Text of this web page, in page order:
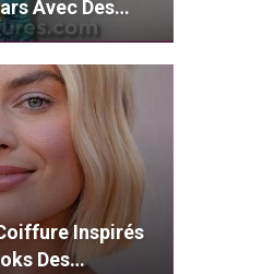
Avec Des…
Inspirés
Des…